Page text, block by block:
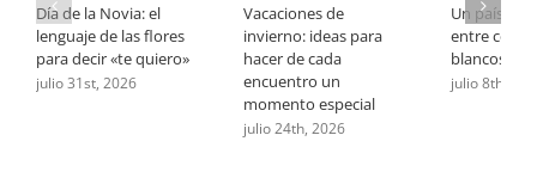
Día de la Novia: el
lenguaje de las flores
para decir «te quiero»
julio 31st, 2026
Vacaciones de
invierno: ideas para
hacer de cada
encuentro un
momento especial
julio 24th, 2026
Un país
entre
blancos
julio 8th,